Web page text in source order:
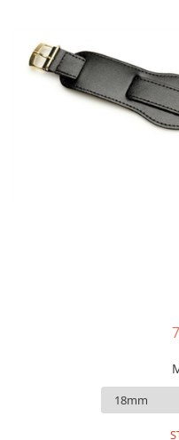
Ceasuri Accurist
Ceasuri Casio
Ceasuri Daniel Klein